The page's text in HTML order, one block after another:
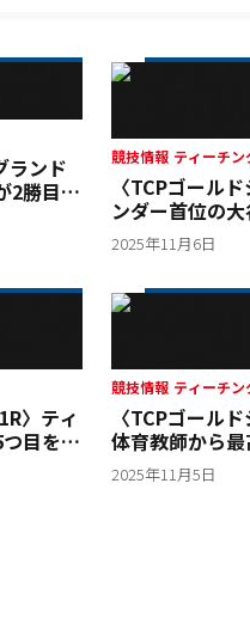
ランド
2勝目、
競技情報 ティーチン
〈TCPゴール
ンダー首位の
生活から離れ、
の充実した日々
2025年11月6日
〉ティ
目を狙
ける
競技情報 ティーチン
〈TCPゴール
体育教師から
グプロへ転身し
しい挑戦へ
2025年11月5日